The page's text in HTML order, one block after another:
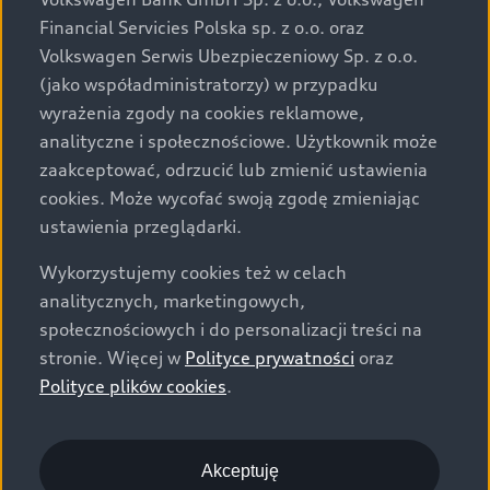
Financial Servicies Polska sp. z o.o. oraz
Volkswagen Serwis Ubezpieczeniowy Sp. z o.o.
(jako współadministratorzy) w przypadku
wyrażenia zgody na cookies reklamowe,
analityczne i społecznościowe. Użytkownik może
zaakceptować, odrzucić lub zmienić ustawienia
cookies. Może wycofać swoją zgodę zmieniając
ustawienia przeglądarki.
Wykorzystujemy cookies też w celach
analitycznych, marketingowych,
społecznościowych i do personalizacji treści na
stronie. Więcej w Polityce prywatności oraz
Polityce plików cookies.
Akceptuję
za dopłatą. Wiążące ustalenie ceny, wyposażenia i
specyfikacji pojazdu następują w umowie sprzedaży, a
określenie parametrów technicznych zawiera
świadectwo homologacji typu pojazdu. Zastrzegamy
sobie prawo do zmian i pomyłek. Wszelkie informacje
prezentowane na stronie są aktualne na dzień ich
zamieszczania. W celu uzyskania najnowszych
informacji prosimy kontaktować się z Partnerem Marki
Audi.
Wszystkie produkowane obecnie samochody marki Audi
są wykonywane z materiałów spełniających pod
względem możliwości odzysku i recyklingu wymagania
określone w normie ISO 22628 i są zgodne z
europejskimi świadectwami homologacji wydanymi wg
o.o. podlega obowiązkowi zapewnienia wszystkim
użytkownikom samochodów marki Volkswagen sieci